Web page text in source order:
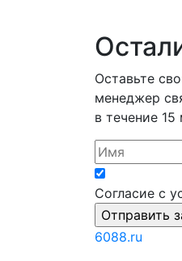
Оставьте
менеджер
в течение 15
Согласие с
6088.ru